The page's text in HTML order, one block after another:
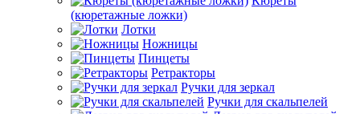
(кюретажные ложки)
Лотки
Ножницы
Пинцеты
Ретракторы
Ручки для зеркал
Ручки для скальпелей